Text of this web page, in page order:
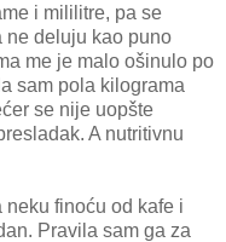
i mililitre, pa se
ne deluju kao puno
me je malo ošinulo po
sam pola kilograma
se nije uopšte
A nutritivnu
neku finoću od kafe i
Pravila sam ga za